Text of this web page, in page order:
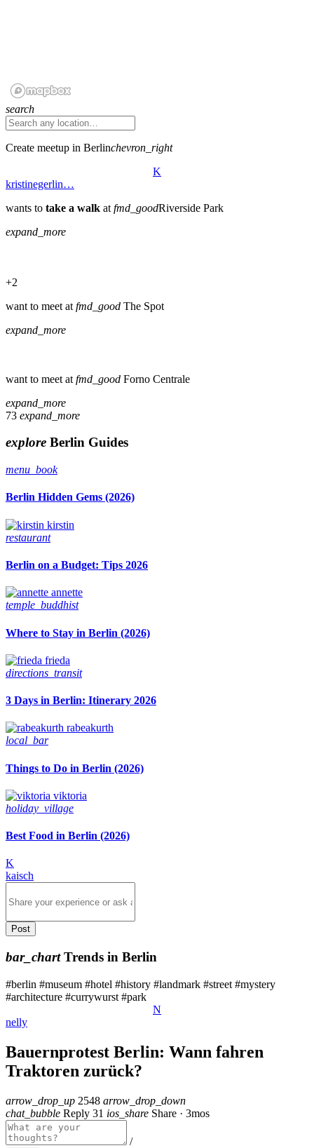
search
Create meetup in Berlinchevron_right
K
kristinegerlin…
wants to take a walk at fmd_goodRiverside Park
expand_more
+2
want to meet at fmd_good The Spot
expand_more
want to meet at fmd_good Forno Centrale
expand_more
73 expand_more
explore Berlin Guides
menu_book
Berlin Hidden Gems (2026)
kirstin
restaurant
Berlin on a Budget: Tips 2026
annette
temple_buddhist
Where to Stay in Berlin (2026)
frieda
directions_transit
3 Days in Berlin: Itinerary 2026
rabeakurth
local_bar
Things to Do in Berlin (2026)
viktoria
holiday_village
Best Food in Berlin (2026)
K
kaisch
Post
bar_chartTrends in Berlin
#berlin #museum #hotel #history #landmark #street #mystery
#architecture #currywurst #park
N
nelly
Bauernprotest Berlin: Wann fahren
Traktoren zurück?
arrow_drop_up 2548 arrow_drop_down
chat_bubble Reply 31 ios_share Share · 3mos
/